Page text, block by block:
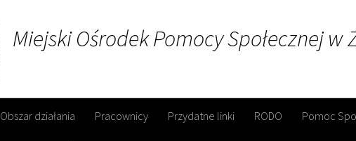
Miejski Ośrodek Pomocy Społecznej w
Obszar działania Pracownicy Przydatne linki RODO Pomoc